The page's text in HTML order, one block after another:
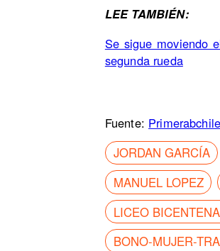
LEE TAMBIÉN:
Se sigue moviendo
segunda rueda
Fuente:
JORDAN GARCÍA
MANUEL LOPEZ
LICEO
BONO-MUJER-